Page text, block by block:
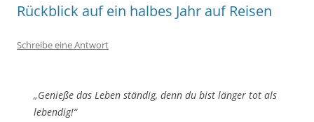
Rückblick auf ein halbes Jahr auf Reisen
Schreibe eine Antwort
„Genieße das Leben ständig, denn du bist länger tot als
lebendig!“